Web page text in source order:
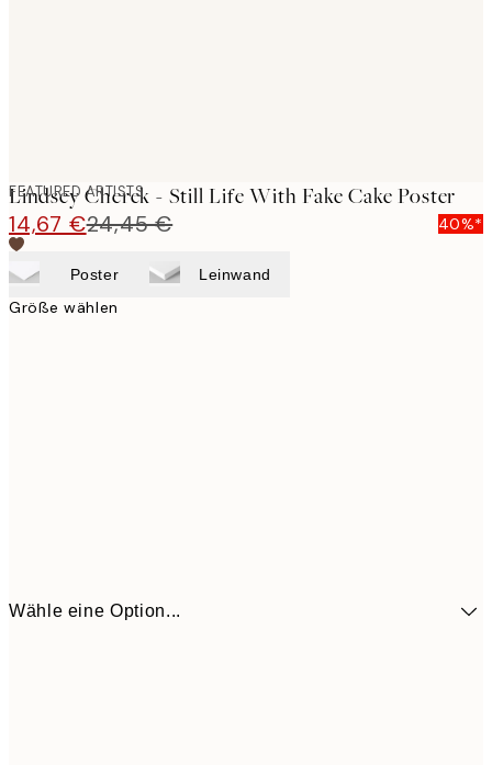
FEATURED ARTISTS
Lindsey Cherek - Still Life With Fake Cake Poster
14,67 €24,45 € 40%*
Poster Leinwand
Größe wählen
Wähle eine Option...